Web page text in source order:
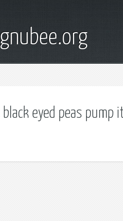
black eyed peas pump